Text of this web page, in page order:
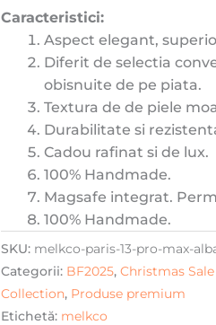
Caracteristici:
Aspect elegant,
Diferit de selectia
obisnuite de pe piata.
Textura de de piele
Durabilitate si
Cadou rafinat si de lux.
100% Handmade.
Magsafe integrat.
100% Handmade.
SKU: melkco-paris-13-pro-max-
Categorii: BF2025, Christmas
Collection, Produse premium
Etichetă: melkco